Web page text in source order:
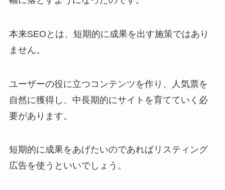
本来SEOとは、短期的に成果を出す施策ではあり
ません。
ユーザーの役に立つコンテンツを作り、人気票を
自然に獲得し、中長期的にサイトを育てていく必
要があります。
短期的に成果をあげたいのであればリスティング
広告を使うといいでしょう。